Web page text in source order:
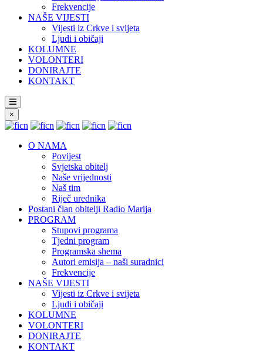
Frekvencije
NAŠE VIJESTI
Vijesti iz Crkve i svijeta
Ljudi i običaji
KOLUMNE
VOLONTERI
DONIRAJTE
KONTAKT
×
O NAMA
Povijest
Svjetska obitelj
Naše vrijednosti
Naš tim
Riječ urednika
Postani član obitelji Radio Marija
PROGRAM
Stupovi programa
Tjedni program
Programska shema
Autori emisija – naši suradnici
Frekvencije
NAŠE VIJESTI
Vijesti iz Crkve i svijeta
Ljudi i običaji
KOLUMNE
VOLONTERI
DONIRAJTE
KONTAKT